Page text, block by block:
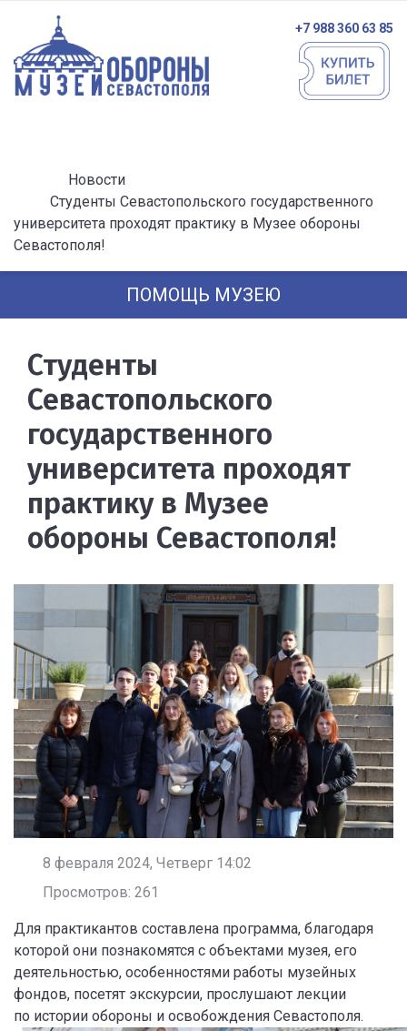
+7 988 360 63 85
Новости
Студенты Севастопольского государственного
университета проходят практику в Музее обороны
Севастополя!
ПОМОЩЬ МУЗЕЮ
Студенты
Севастопольского
государственного
университета проходят
практику в Музее
обороны Севастополя!
8 февраля 2024, Четверг 14:02
Просмотров: 261
Для практикантов составлена программа, благодаря
которой они познакомятся с объектами музея, его
деятельностью, особенностями работы музейных
фондов, посетят экскурсии, прослушают лекции
по истории обороны и освобождения Севастополя.